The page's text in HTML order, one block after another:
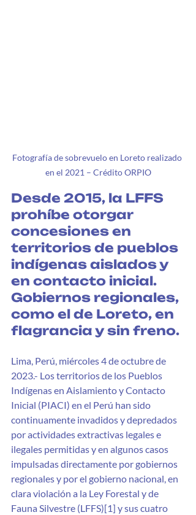
Fotografía de sobrevuelo en Loreto realizado
en el 2021 – Crédito ORPIO
Desde 2015, la LFFS
prohíbe otorgar
concesiones en
territorios de pueblos
indígenas aislados y
en contacto inicial.
Gobiernos regionales,
como el de Loreto, en
flagrancia y sin freno.
Lima, Perú, miércoles 4 de octubre de
2023.- Los territorios de los Pueblos
Indígenas en Aislamiento y Contacto
Inicial (PIACI) en el Perú han sido
continuamente invadidos y depredados
por actividades extractivas legales e
ilegales permitidas y en algunos casos
impulsadas directamente por gobiernos
regionales y por el gobierno nacional, en
clara violación a la Ley Forestal y de
Fauna Silvestre (LFFS)[1] y sus cuatro